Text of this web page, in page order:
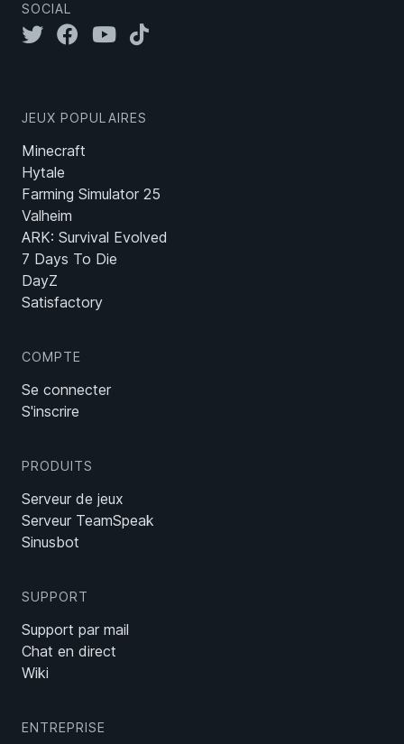
SOCIAL
JEUX POPULAIRES
Minecraft
Hytale
Farming Simulator 25
Valheim
ARK: Survival Evolved
7 Days To Die
DayZ
Satisfactory
COMPTE
Se connecter
S'inscrire
PRODUITS
Serveur de jeux
Serveur TeamSpeak
Sinusbot
SUPPORT
Support par mail
Chat en direct
Wiki
ENTREPRISE